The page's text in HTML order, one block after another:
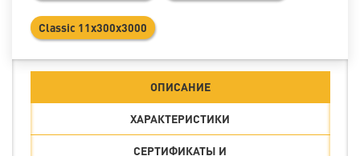
Classic 11х300х3000
ОПИСАНИЕ
ХАРАКТЕРИСТИКИ
СЕРТИФИКАТЫ И